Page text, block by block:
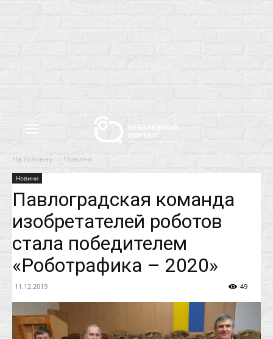
На головну Новини
Новини
Павлоградская команда
изобретателей роботов
стала победителем
«Роботрафика – 2020»
11.12.2019 49